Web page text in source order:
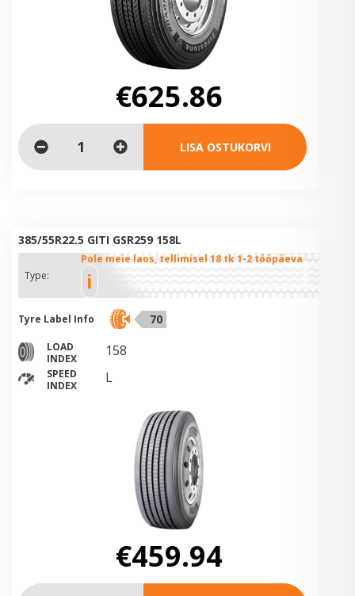
€625.86
LISA OSTUKORVI
385/55R22.5 GITI GSR259 158L
Type:
Pole meie laos, tellimisel 18 tk 1-2 tööpäeva
i
Tyre Label Info 70
LOAD
INDEX
158
SPEED
INDEX
L
€459.94